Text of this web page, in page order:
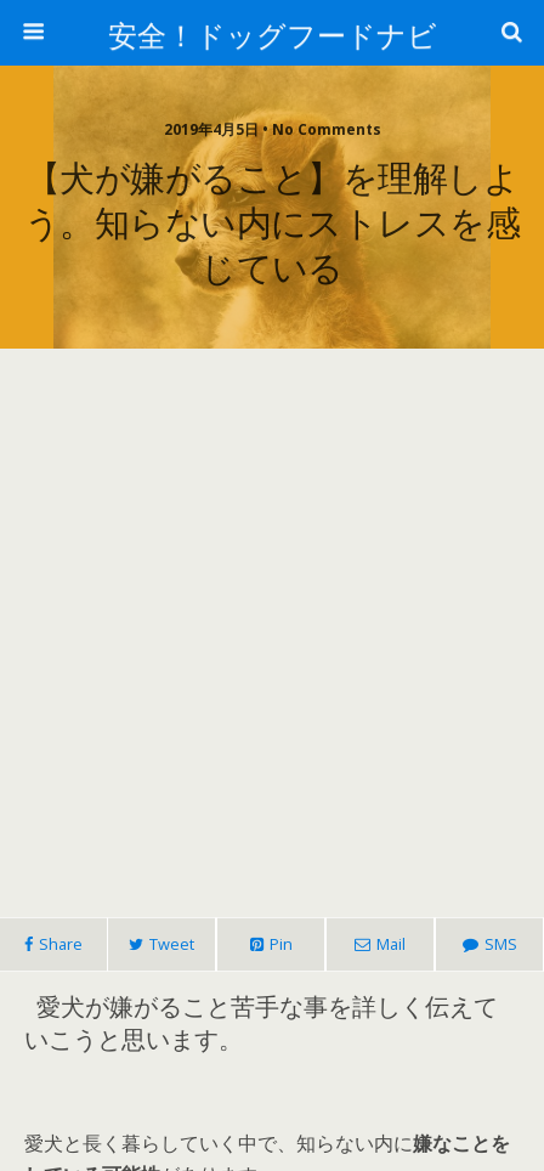
安全！ドッグフードナビ
2019年4月5日 • No Comments
【犬が嫌がること】を理解しよ
う。知らない内にストレスを感
じている
Share Tweet Pin Mail SMS
愛犬が嫌がること苦手な事を詳しく伝えて
いこうと思います。
愛犬と長く暮らしていく中で、知らない内に嫌なことを